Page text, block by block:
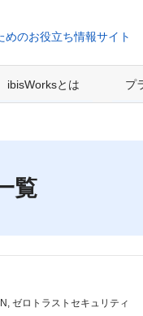
めのお役立ち情報サイト
ibisWorksとは プ
覧
ゼロトラストセキュリティ